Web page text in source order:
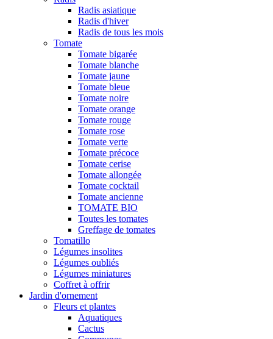
Radis asiatique
Radis d'hiver
Radis de tous les mois
Tomate
Tomate bigarée
Tomate blanche
Tomate jaune
Tomate bleue
Tomate noire
Tomate orange
Tomate rouge
Tomate rose
Tomate verte
Tomate précoce
Tomate cerise
Tomate allongée
Tomate cocktail
Tomate ancienne
TOMATE BIO
Toutes les tomates
Greffage de tomates
Tomatillo
Légumes insolites
Légumes oubliés
Légumes miniatures
Coffret à offrir
Jardin d'ornement
Fleurs et plantes
Aquatiques
Cactus